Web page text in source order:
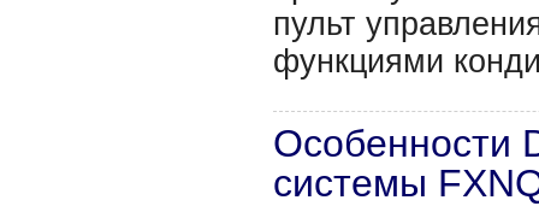
пульт
функциями
Особенности
системы